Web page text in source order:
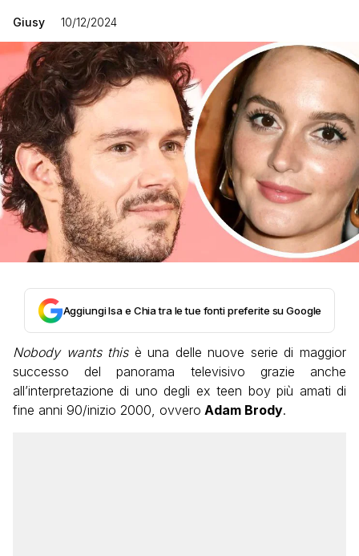
Giusy 10/12/2024
Aggiungi Isa e Chia tra le tue fonti preferite su Google
Nobody wants thisè una delle nuove serie di maggior
successo del panorama televisivo grazie anche
all’interpretazione di uno degli ex teen boy più amati di
fine anni 90/inizio 2000, ovvero Adam Brody.